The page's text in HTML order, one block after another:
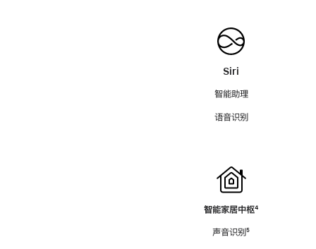
Siri
智能助理
语音识别
智能家居中枢脚
⁴
声音识别脚
⁵